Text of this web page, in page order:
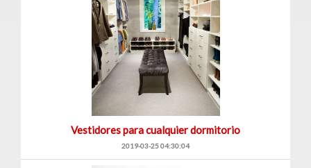
Vestidores para cualquier dormitorio
2019-03-25 04:30:04